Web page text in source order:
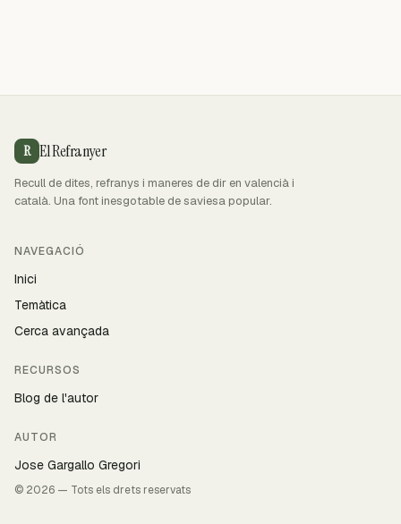
R El Refranyer
Recull de dites, refranys i maneres de dir en valencià i
català. Una font inesgotable de saviesa popular.
NAVEGACIÓ
Inici
Temàtica
Cerca avançada
RECURSOS
Blog de l'autor
AUTOR
Jose Gargallo Gregori
© 2026 — Tots els drets reservats